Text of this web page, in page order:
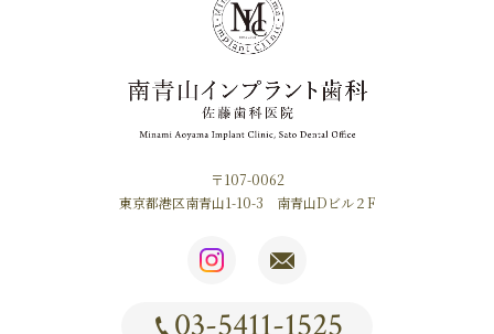
〒107-0062
東京都港区南青山1-10-3 南青山Dビル２F